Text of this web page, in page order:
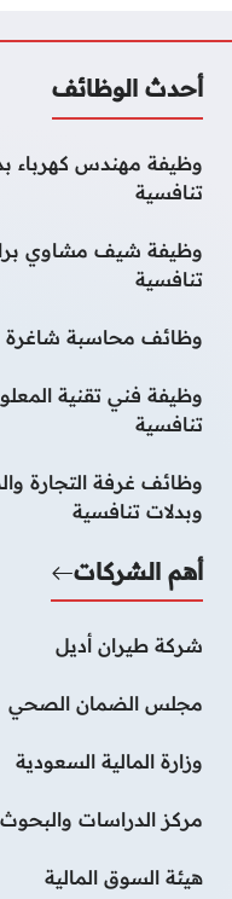
أحدث الوظائف
وظيفة مهندس كهرباء
تنافسية
وظيفة شيف مشاوي
تنافسية
وظائف محاسبة شاغرة
وظيفة فني تقنية
تنافسية
وظائف غرفة التجارة
وبدلات تنافسية
أهم الشركات
شركة طيران أديل
مجلس الضمان الصحي
وزارة المالية السعودية
مركز الدراسات والبحوث
هيئة السوق المالية